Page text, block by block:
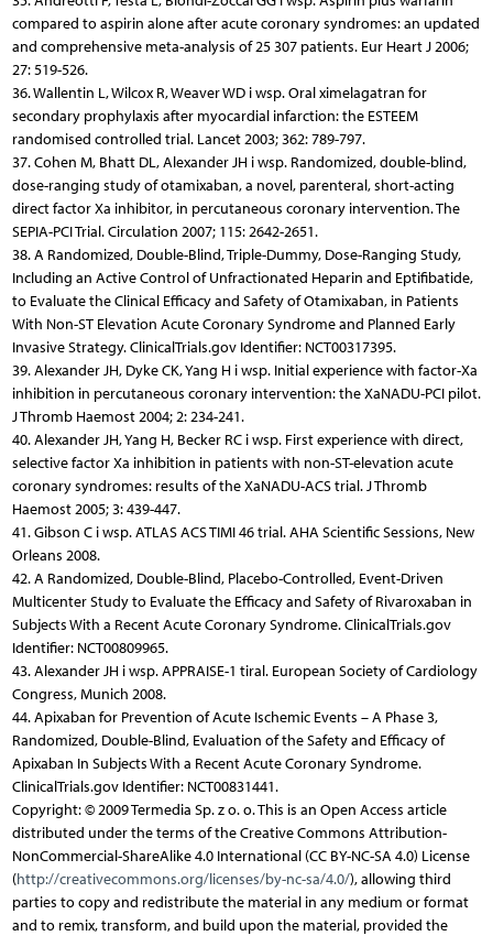
compared to aspirin alone after acute coronary syndromes: an updated
and comprehensive meta-analysis of 25 307 patients. Eur Heart J 2006;
27: 519-526.
36. Wallentin L, Wilcox R, Weaver WD i wsp. Oral ximelagatran for
secondary prophylaxis after myocardial infarction: the ESTEEM
randomised controlled trial. Lancet 2003; 362: 789-797.
37. Cohen M, Bhatt DL, Alexander JH i wsp. Randomized, double-blind,
dose-ranging study of otamixaban, a novel, parenteral, short-acting
direct factor Xa inhibitor, in percutaneous coronary intervention. The
SEPIA-PCI Trial. Circulation 2007; 115: 2642-2651.
38. A Randomized, Double-Blind, Triple-Dummy, Dose-Ranging Study,
Including an Active Control of Unfractionated Heparin and Eptifibatide,
to Evaluate the Clinical Efficacy and Safety of Otamixaban, in Patients
With Non-ST Elevation Acute Coronary Syndrome and Planned Early
Invasive Strategy. ClinicalTrials.gov Identifier: NCT00317395.
39. Alexander JH, Dyke CK, Yang H i wsp. Initial experience with factor-Xa
inhibition in percutaneous coronary intervention: the XaNADU-PCI pilot.
J Thromb Haemost 2004; 2: 234-241.
40. Alexander JH, Yang H, Becker RC i wsp. First experience with direct,
selective factor Xa inhibition in patients with non-ST-elevation acute
coronary syndromes: results of the XaNADU-ACS trial. J Thromb
Haemost 2005; 3: 439-447.
41. Gibson C i wsp. ATLAS ACS TIMI 46 trial. AHA Scientific Sessions, New
Orleans 2008.
42. A Randomized, Double-Blind, Placebo-Controlled, Event-Driven
Multicenter Study to Evaluate the Efficacy and Safety of Rivaroxaban in
Subjects With a Recent Acute Coronary Syndrome. ClinicalTrials.gov
Identifier: NCT00809965.
43. Alexander JH i wsp. APPRAISE-1 tiral. European Society of Cardiology
Congress, Munich 2008.
44. Apixaban for Prevention of Acute Ischemic Events – A Phase 3,
Randomized, Double-Blind, Evaluation of the Safety and Efficacy of
Apixaban In Subjects With a Recent Acute Coronary Syndrome.
ClinicalTrials.gov Identifier: NCT00831441.
Copyright: © 2009 Termedia Sp. z o. o. This is an Open Access article
distributed under the terms of the Creative Commons Attribution-
NonCommercial-ShareAlike 4.0 International (CC BY-NC-SA 4.0) License
(http://creativecommons.org/licenses/by-nc-sa/4.0/), allowing third
parties to copy and redistribute the material in any medium or format
and to remix, transform, and build upon the material, provided the